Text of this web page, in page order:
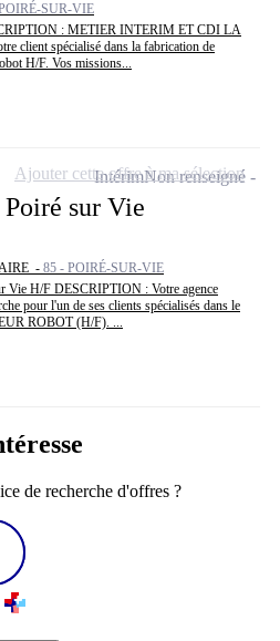
SUR-VIE
: METIER INTERIM ET CDI LA
client spécialisé dans la fabrication de
H/F. Vos missions...
sur Vie
- 85 - POIRÉ-SUR-VIE
Vie H/F DESCRIPTION : Votre agence
pour l'un de ses clients spécialisés dans le
ROBOT (H/F). ...
IntérimNon renseigné
Ajouter cette offre à ma sélection
de recherche d'offres ?